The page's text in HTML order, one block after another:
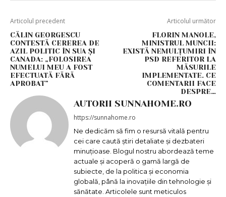
Articolul precedent
CĂLIN GEORGESCU
CONTESTĂ CEREREA DE
AZIL POLITIC ÎN SUA ȘI
CANADA: „FOLOSIREA
NUMELUI MEU A FOST
EFECTUATĂ FĂRĂ
APROBAT”
Articolul următor
FLORIN MANOLE,
MINISTRUL MUNCII:
EXISTĂ NEMULȚUMIRI ÎN
PSD REFERITOR LA
MĂSURILE
IMPLEMENTATE. CE
COMENTARII FACE
DESPRE…
AUTORII SUNNAHOME.RO
https://sunnahome.ro
Ne dedicăm să fim o resursă vitală pentru
cei care caută știri detaliate și dezbateri
minuțioase. Blogul nostru abordează teme
actuale și acoperă o gamă largă de
subiecte, de la politica și economia
globală, până la inovațiile din tehnologie și
sănătate. Articolele sunt meticulos